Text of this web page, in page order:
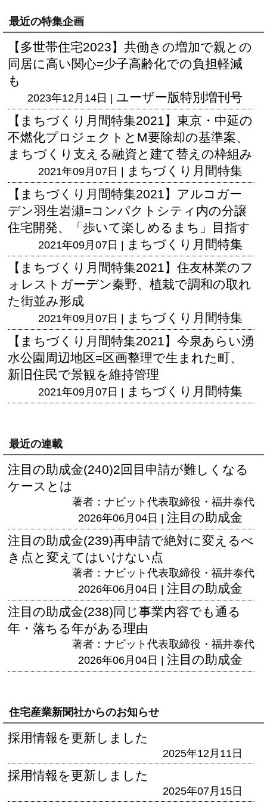
最近の特集企画
【多世帯住宅2023】共働きの増加で親との
同居に高い関心=少子高齢化での負担軽減
も
2023年12月14日 | ユーザー版特別増刊号
【まちづくり月間特集2021】東京・中延の
不燃化プロジェクトとM要除却の基準案、
まちづくり支える融資と建て替えの枠組み
2021年09月07日 |
まちづくり月間特集
【まちづくり月間特集2021】アルコガー
デン羽生岩瀬=コンパクトシティ内の分譲
住宅開発、「歩いて楽しめるまち」目指す
2021年09月07日 |
まちづくり月間特集
【まちづくり月間特集2021】住友林業のフ
ォレストガーデン秦野、植栽で調和の取れ
た街並み形成
2021年09月07日 |
まちづくり月間特集
【まちづくり月間特集2021】今泉あらい湧
水公園周辺地区=区画整理で生まれた町、
新旧住民で景観を維持管理
2021年09月07日 | まちづくり月間特集
最近の連載
注目の助成金(240)2回目申請が難しくなる
ケースとは
著者：ナビット代表取締役・福井泰代
2026年06月04日 | 注目の助成金
注目の助成金(239)再申請で絶対に変えるべ
き点と変えてはいけない点
著者：ナビット代表取締役・福井泰代
2026年06月04日 | 注目の助成金
注目の助成金(238)同じ事業内容でも通る
年・落ちる年がある理由
著者：ナビット代表取締役・福井泰代
2026年06月04日 | 注目の助成金
住宅産業新聞社からのお知らせ
採用情報を更新しました
2025年12月11日
採用情報を更新しました
2025年07月15日